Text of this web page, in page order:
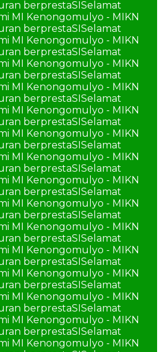
berprestaSISelamat
MI Kenongomulyo - MIKN
berprestaSISelamat
MI Kenongomulyo - MIKN
berprestaSISelamat
MI Kenongomulyo - MIKN
berprestaSISelamat
MI Kenongomulyo - MIKN
berprestaSISelamat
MI Kenongomulyo - MIKN
berprestaSISelamat
MI Kenongomulyo - MIKN
berprestaSISelamat
MI Kenongomulyo - MIKN
berprestaSISelamat
MI Kenongomulyo - MIKN
berprestaSISelamat
MI Kenongomulyo - MIKN
berprestaSISelamat
MI Kenongomulyo - MIKN
berprestaSISelamat
MI Kenongomulyo - MIKN
berprestaSISelamat
MI Kenongomulyo - MIKN
berprestaSISelamat
MI Kenongomulyo - MIKN
berprestaSISelamat
MI Kenongomulyo - MIKN
berprestaSISelamat
MI Kenongomulyo - MIKN